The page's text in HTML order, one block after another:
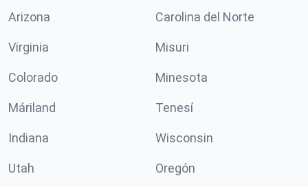
Arizona Carolina del Norte
Virginia Misuri
Colorado Minesota
Máriland Tenesí
Indiana Wisconsin
Utah Oregón